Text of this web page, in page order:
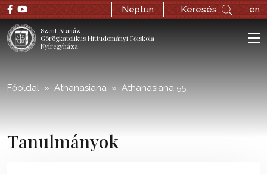
; Neptun Keresés en
Szent Atanáz
Görögkatolikus Hittudományi Főiskola
Nyíregyháza
Főoldal Athanasiana Athanasiana 55
Tanulmányok